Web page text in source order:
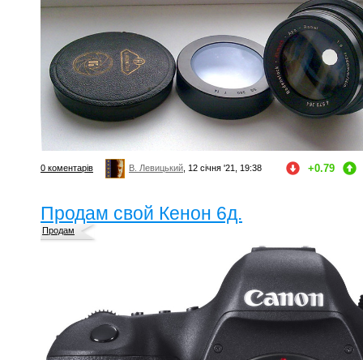
0 коментарів В. Левицький , 12 січня '21, 19:38 +0.79
Продам свой Кенон 6д.
Продам